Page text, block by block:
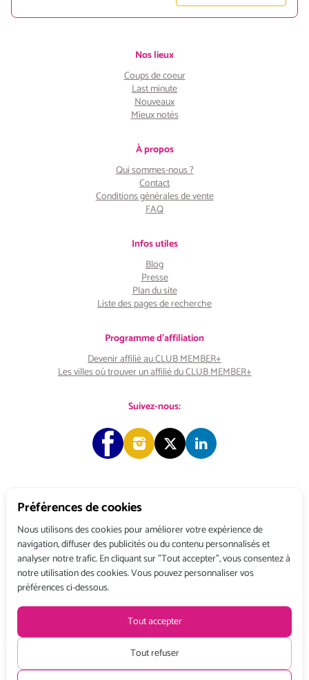
Préférences de cookies
Nous utilisons des cookies pour améliorer votre expérience de
navigation, diffuser des publicités ou du contenu personnalisés et
analyser notre trafic. En cliquant sur "Tout accepter", vous consentez à
notre utilisation des cookies. Vous pouvez personnaliser vos
préférences ci-dessous.
Tout accepter
Tout refuser
Tarifs HT à partir de :
Nos lieux
Coups de coeur
Last minute
Nouveaux
Mieux notés
À propos
Qui sommes-nous ?
Contact
Conditions générales de vente
FAQ
Infos utiles
Blog
Presse
Plan du site
Liste des pages de recherche
Programme d'affiliation
Devenir affilié au CLUB MEMBER+
Les villes où trouver un affilié du CLUB MEMBER+
Suivez-nous:
Copyright © 2026 Choose & Work. Tous droits réservés.
Tél: +33 (0) 1 80 522 522
Belgique : 156, avenue de Floréal – 1180 BRUXELLES
Conditions générales de ventePolitique de confidentialitéMentions légales
Recevez toute l’actualité de Choose and Worken vous abonnant à